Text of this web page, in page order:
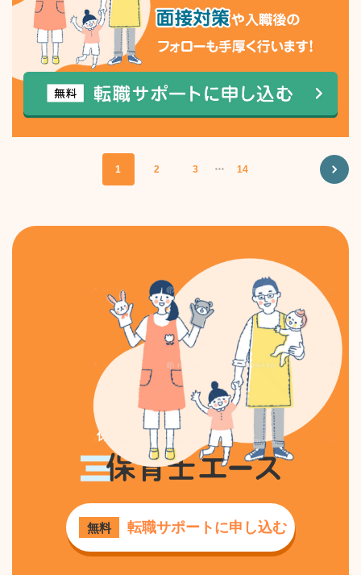
1 2 3 ・・・ 14
保育士専門の求人・転職なら
無料 転職サポートに申し込む